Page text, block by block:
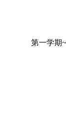
第一学期